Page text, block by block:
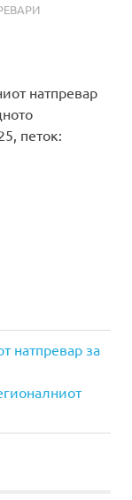
натпревар
петок:
натпревар за